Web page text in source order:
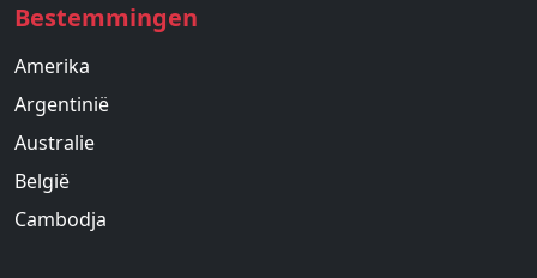
Bestemmingen
Amerika
Argentinië
Australie
België
Cambodja